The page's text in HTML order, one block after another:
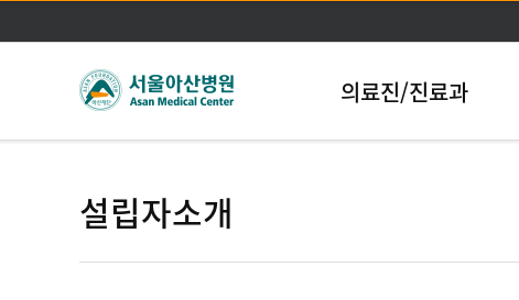
의료진/진료과
설립자소개